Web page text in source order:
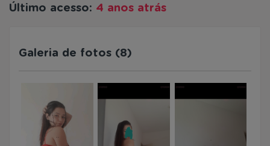
Último acesso: 4 anos atrás
Galeria de fotos (8)